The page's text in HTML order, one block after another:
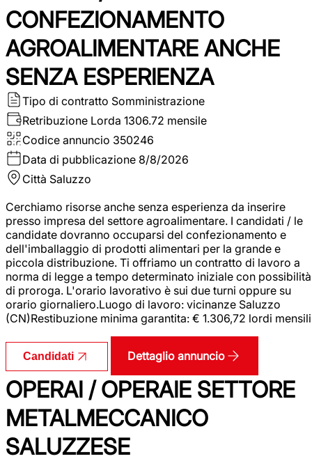
CONFEZIONAMENTO
AGROALIMENTARE ANCHE
SENZA ESPERIENZA
Tipo di contratto Somministrazione
Retribuzione Lorda 1306.72 mensile
Codice annuncio 350246
Data di pubblicazione 8/8/2026
Città Saluzzo
Cerchiamo risorse anche senza esperienza da inserire
presso impresa del settore agroalimentare. I candidati / le
candidate dovranno occuparsi del confezionamento e
dell'imballaggio di prodotti alimentari per la grande e
piccola distribuzione. Ti offriamo un contratto di lavoro a
norma di legge a tempo determinato iniziale con possibilità
di proroga. L'orario lavorativo è sui due turni oppure su
orario giornaliero.Luogo di lavoro: vicinanze Saluzzo
(CN)Restibuzione minima garantita: € 1.306,72 lordi mensili
Candidati Dettaglio annuncio
OPERAI / OPERAIE SETTORE
METALMECCANICO
SALUZZESE